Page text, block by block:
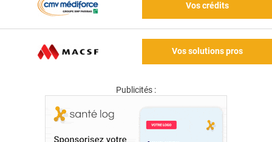
Vos crédits
Vos solutions pros
Publicités :